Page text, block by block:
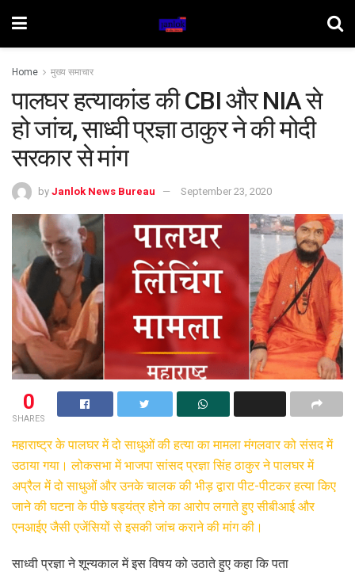
Home मुख्य समाचार
पालघर हत्याकांड की CBI और NIA से
हो जांच, साध्वी प्रज्ञा ठाकुर ने की मोदी
सरकार से मांग
by Janlok News Bureau September 23, 2020
0
SHARES
महाराष्ट्र के पालघर में दो साधुओं की हत्या का मामला मंगलवार को संसद में
उठाया गया। लोकसभा में भाजपा सांसद प्रज्ञा सिंह ठाकुर ने पालघर में
अप्रैल में दो साधुओं और उनके चालक की भीड़ द्वारा पीट-पीटकर हत्या किए
जाने की घटना के पीछे षड्यंत्र होने का आरोप लगाते हुए सीबीआई और
एनआईए जैसी एजेंसियों से इसकी जांच कराने की मांग की।
साध्वी प्रज्ञा ने शून्यकाल में इस विषय को उठाते हुए कहा कि पता